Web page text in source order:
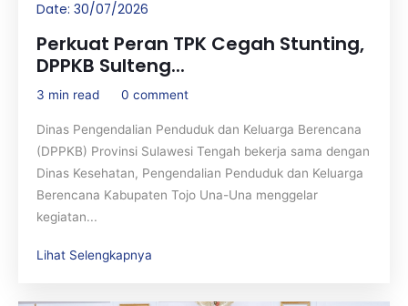
Date: 30/07/2026
Perkuat Peran TPK Cegah Stunting,
DPPKB Sulteng...
3 min read 0 comment
Dinas Pengendalian Penduduk dan Keluarga Berencana
(DPPKB) Provinsi Sulawesi Tengah bekerja sama dengan
Dinas Kesehatan, Pengendalian Penduduk dan Keluarga
Berencana Kabupaten Tojo Una-Una menggelar
kegiatan...
Lihat Selengkapnya